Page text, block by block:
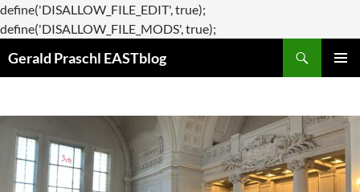
define('DISALLOW_FILE_EDIT', true);
define('DISALLOW_FILE_MODS', true);
Gerald Praschl EASTblog